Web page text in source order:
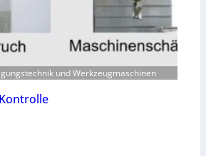
und Werkzeugmaschinen